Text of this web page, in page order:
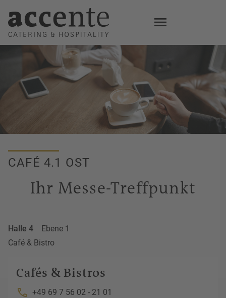
main
CAFÉ 4.1 OST
Ihr Messe-Treffpunkt
Halle 4
Ebene 1
Café & Bistro
Cafés & Bistros
+49 69 7 56 02 - 21 01